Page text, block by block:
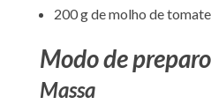
200 g de molho de
Modo de preparo
Massa